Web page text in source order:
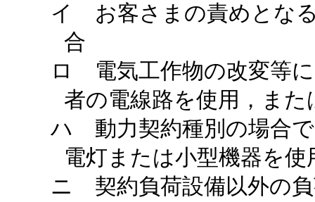
イ お客さまの責めとな
合
ロ 電気工作物の改変等
者の電線路を使用，ま
ハ 動力契約種別の場合
電灯または小型機器を
ニ 契約負荷設備以外の